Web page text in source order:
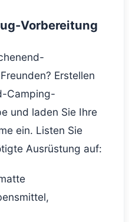
Vorbereitung
Erstellen
Camping-
und laden Sie Ihre
ein. Listen Sie
Ausrüstung auf: